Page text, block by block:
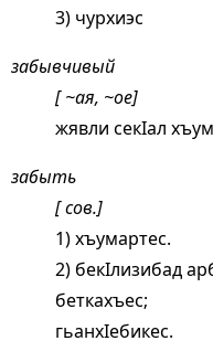
3) чурхиэс
забывчивый
[ ~ая, ~ое]
жявли секIал
забыть
[ сов.]
1) хъумартес.
2) бекIлизибад
беткахъес;
гьанхIебикес.